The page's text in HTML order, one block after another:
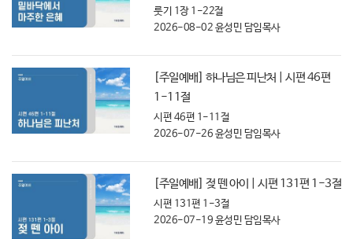
룻기 1장 1-22절
2026-08-02 윤성민 담임목사
[주일예배] 하나님은 피난처 | 시편 46편
1-11절
시편 46편 1-11절
2026-07-26 윤성민 담임목사
[주일예배] 젖 뗀 아이 | 시편 131편 1-3절
시편 131편 1-3절
2026-07-19 윤성민 담임목사